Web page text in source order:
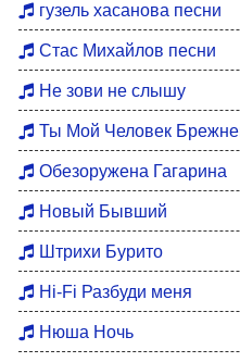
DFM Remix
гузель хасанова песни
Стас Михайлов песни
Не зови не слышу
Ты Мой Человек
Обезоружена Гагарина
Новый Бывший
Штрихи Бурито
Hi-Fi Разбуди меня
Нюша Ночь